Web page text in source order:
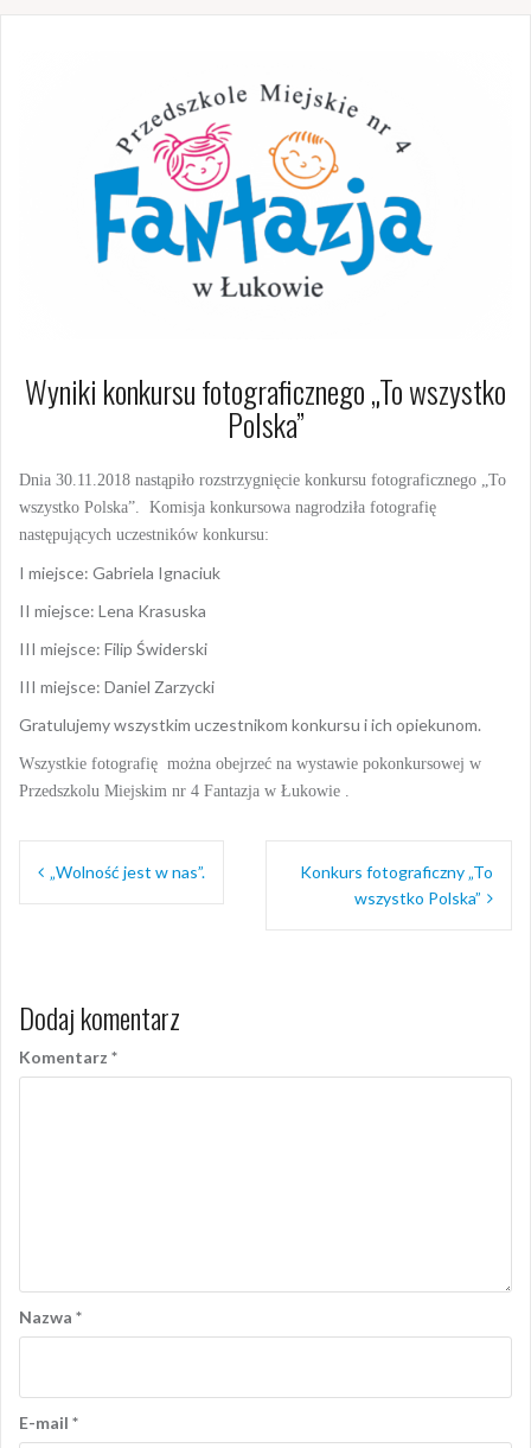
Wyniki konkursu fotograficznego „To wszystko
Polska”
Dnia 30.11.2018 nastąpiło rozstrzygnięcie konkursu fotograficznego „To
wszystko Polska”. Komisja konkursowa nagrodziła fotografię
następujących uczestników konkursu:
I miejsce: Gabriela Ignaciuk
II miejsce: Lena Krasuska
III miejsce: Filip Świderski
III miejsce: Daniel Zarzycki
Gratulujemy wszystkim uczestnikom konkursu i ich opiekunom.
Wszystkie fotografię można obejrzeć na wystawie pokonkursowej w
Przedszkolu Miejskim nr 4 Fantazja w Łukowie .
Nawigacja
wpisu
„Wolność jest w nas”.
Konkurs fotograficzny „To
wszystko Polska”
Dodaj komentarz
Komentarz *
Nazwa *
E-mail *